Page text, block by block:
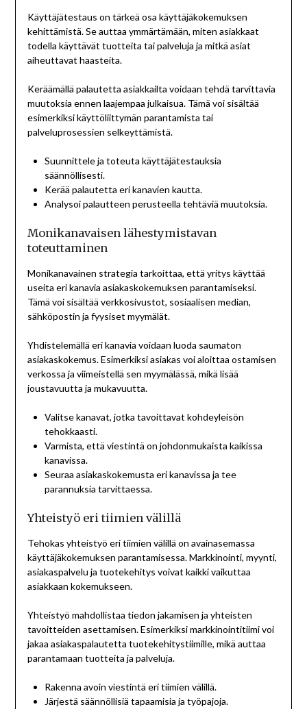
Käyttäjätestaus on tärkeä osa käyttäjäkokemuksen
kehittämistä. Se auttaa ymmärtämään, miten asiakkaat
todella käyttävät tuotteita tai palveluja ja mitkä asiat
aiheuttavat haasteita.
Keräämällä palautetta asiakkailta voidaan tehdä tarvittavia
muutoksia ennen laajempaa julkaisua. Tämä voi sisältää
esimerkiksi käyttöliittymän parantamista tai
palveluprosessien selkeyttämistä.
Suunnittele ja toteuta käyttäjätestauksia
säännöllisesti.
Kerää palautetta eri kanavien kautta.
Analysoi palautteen perusteella tehtäviä muutoksia.
Monikanavaisen lähestymistavan
toteuttaminen
Monikanavainen strategia tarkoittaa, että yritys käyttää
useita eri kanavia asiakaskokemuksen parantamiseksi.
Tämä voi sisältää verkkosivustot, sosiaalisen median,
sähköpostin ja fyysiset myymälät.
Yhdistelemällä eri kanavia voidaan luoda saumaton
asiakaskokemus. Esimerkiksi asiakas voi aloittaa ostamisen
verkossa ja viimeistellä sen myymälässä, mikä lisää
joustavuutta ja mukavuutta.
Valitse kanavat, jotka tavoittavat kohdeyleisön
tehokkaasti.
Varmista, että viestintä on johdonmukaista kaikissa
kanavissa.
Seuraa asiakaskokemusta eri kanavissa ja tee
parannuksia tarvittaessa.
Yhteistyö eri tiimien välillä
Tehokas yhteistyö eri tiimien välillä on avainasemassa
käyttäjäkokemuksen parantamisessa. Markkinointi, myynti,
asiakaspalvelu ja tuotekehitys voivat kaikki vaikuttaa
asiakkaan kokemukseen.
Yhteistyö mahdollistaa tiedon jakamisen ja yhteisten
tavoitteiden asettamisen. Esimerkiksi markkinointitiimi voi
jakaa asiakaspalautetta tuotekehitystiimille, mikä auttaa
parantamaan tuotteita ja palveluja.
Rakenna avoin viestintä eri tiimien välillä.
Järjestä säännöllisiä tapaamisia ja työpajoja.